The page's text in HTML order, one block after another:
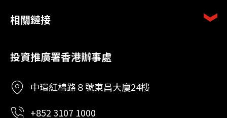
相關鏈接
投資推廣署香港辦事處
中環紅棉路８號東昌大廈24樓
+852 3107 1000